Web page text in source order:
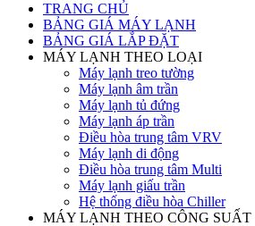
TRANG CHỦ
BẢNG GIÁ MÁY LẠNH
BẢNG GIÁ LẮP ĐẶT
MÁY LẠNH THEO LOẠI
Máy lạnh treo tường
Máy lạnh âm trần
Máy lạnh tủ đứng
Máy lạnh áp trần
Điều hòa trung tâm VRV
Máy lạnh di động
Điều hòa trung tâm Multi
Máy lạnh giấu trần
Hệ thống điều hòa Chiller
MÁY LẠNH THEO CÔNG SUẤT